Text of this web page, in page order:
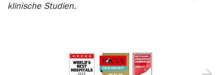
klinische Studien.